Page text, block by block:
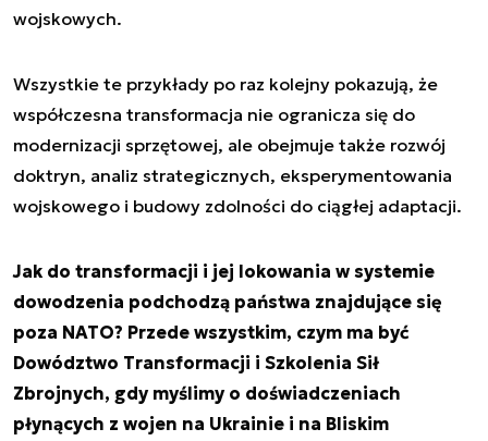
wojskowych.
Wszystkie te przykłady po raz kolejny pokazują, że
współczesna transformacja nie ogranicza się do
modernizacji sprzętowej, ale obejmuje także rozwój
doktryn, analiz strategicznych, eksperymentowania
wojskowego i budowy zdolności do ciągłej adaptacji.
Jak do transformacji i jej lokowania w systemie
dowodzenia podchodzą państwa znajdujące się
poza NATO? Przede wszystkim, czym ma być
Dowództwo Transformacji i Szkolenia Sił
Zbrojnych, gdy myślimy o doświadczeniach
płynących z wojen na Ukrainie i na Bliskim